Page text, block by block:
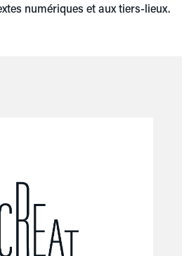
numériques et aux tiers-lieux.